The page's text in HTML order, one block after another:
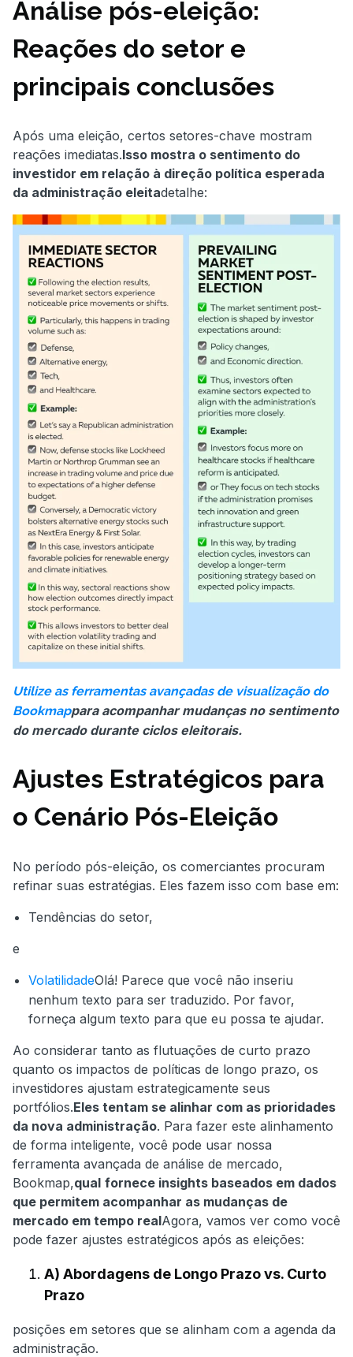
Análise pós-eleição:
Reações do setor e
principais conclusões
Após uma eleição, certos setores-chave mostram
reações imediatas.Isso mostra o sentimento do
investidor em relação à direção política esperada
da administração eleitadetalhe:
Utilize as ferramentas avançadas de visualização do
Bookmappara acompanhar mudanças no sentimento
do mercado durante ciclos eleitorais.
Ajustes Estratégicos para
o Cenário Pós-Eleição
No período pós-eleição, os comerciantes procuram
refinar suas estratégias. Eles fazem isso com base em:
Tendências do setor,
e
VolatilidadeOlá! Parece que você não inseriu
nenhum texto para ser traduzido. Por favor,
forneça algum texto para que eu possa te ajudar.
Ao considerar tanto as flutuações de curto prazo
quanto os impactos de políticas de longo prazo, os
investidores ajustam estrategicamente seus
portfólios.Eles tentam se alinhar com as prioridades
da nova administração. Para fazer este alinhamento
de forma inteligente, você pode usar nossa
ferramenta avançada de análise de mercado,
Bookmap,qual fornece insights baseados em dados
que permitem acompanhar as mudanças de
mercado em tempo realAgora, vamos ver como você
pode fazer ajustes estratégicos após as eleições:
A) Abordagens de Longo Prazo vs. Curto
Prazo
posições em setores que se alinham com a agenda da
administração.